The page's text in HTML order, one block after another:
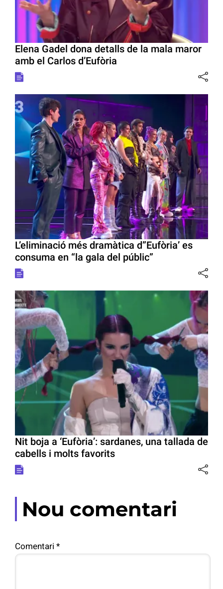
Elena Gadel dona detalls de la mala maror
amb el Carlos d’Eufòria
L’eliminació més dramàtica d”Eufòria’ es
consuma en “la gala del públic”
Nit boja a ‘Eufòria’: sardanes, una tallada de
cabells i molts favorits
Nou comentari
Comentari *